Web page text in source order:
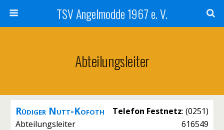
TSV Angelmodde 1967 e. V.
Abteilungsleiter
Rüdiger Nutt-Kofoth
Abteilungsleiter
Telefon Festnetz: (0251)
616549